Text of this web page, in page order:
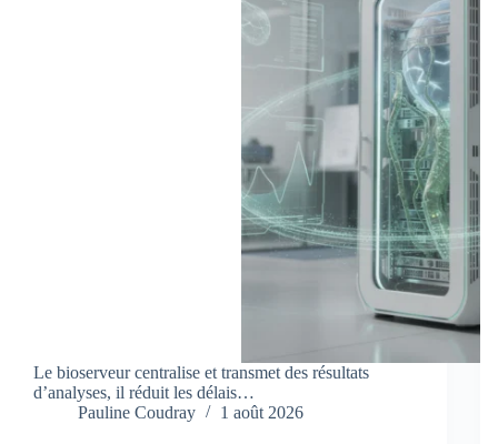
Le bioserveur centralise et transmet des résultats
d’analyses, il réduit les délais…
Pauline Coudray
1 août 2026